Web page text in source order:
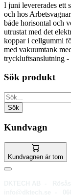
I juni levererades ett
och hos
både horisontal och
utrustat med det
koppar i cellgummi
med vakuumtank
tryckluftsanslutning -
Sök produkt
Kundvagn
Kundvagnen är tom